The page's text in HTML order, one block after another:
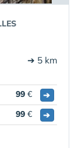
➔ 5 km
99 €
➔
99 € ➔